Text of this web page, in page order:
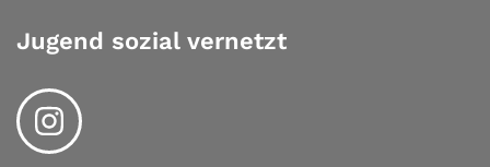
Jugend sozial vernetzt